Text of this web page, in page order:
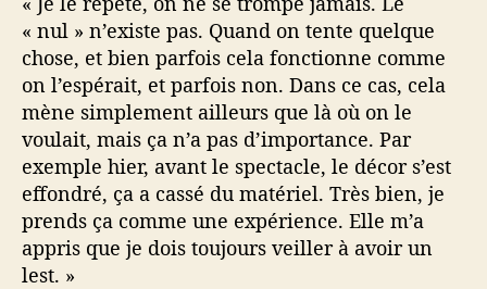
« nul » n’existe pas. Quand on tente quelque
chose, et bien parfois cela fonctionne comme
on l’espérait, et parfois non. Dans ce cas, cela
mène simplement ailleurs que là où on le
voulait, mais ça n’a pas d’importance. Par
exemple hier, avant le spectacle, le décor s’est
effondré, ça a cassé du matériel. Très bien, je
prends ça comme une expérience. Elle m’a
appris que je dois toujours veiller à avoir un
lest. »